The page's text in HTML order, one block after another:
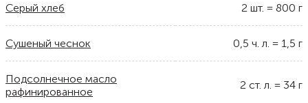
Серый хлеб 2 шт. = 800 г
Сушеный чеснок 0,5 ч. л. = 1,5 г
Подсолнечное масло
рафинированное
2 ст. л. = 34 г